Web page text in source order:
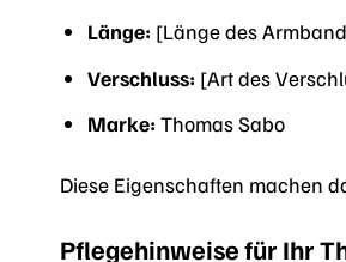
Länge: [Länge des
Verschluss: [Art des
Marke: Thomas Sabo
Diese Eigenschaften machen
Pflegehinweise für Ihr